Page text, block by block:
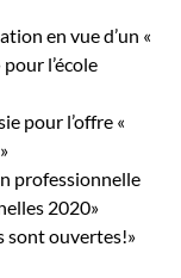
en vue d’un «
l’école
pour l’offre «
professionnelle
2020»
sont ouvertes!»